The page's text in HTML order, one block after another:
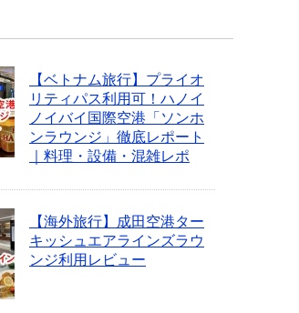
【ベトナム旅行】プライオ
リティパス利用可！ハノイ
ノイバイ国際空港「ソンホ
ンラウンジ」徹底レポート
｜料理・設備・混雑レポ
【海外旅行】成田空港ター
キッシュエアラインズラウ
ンジ利用レビュー